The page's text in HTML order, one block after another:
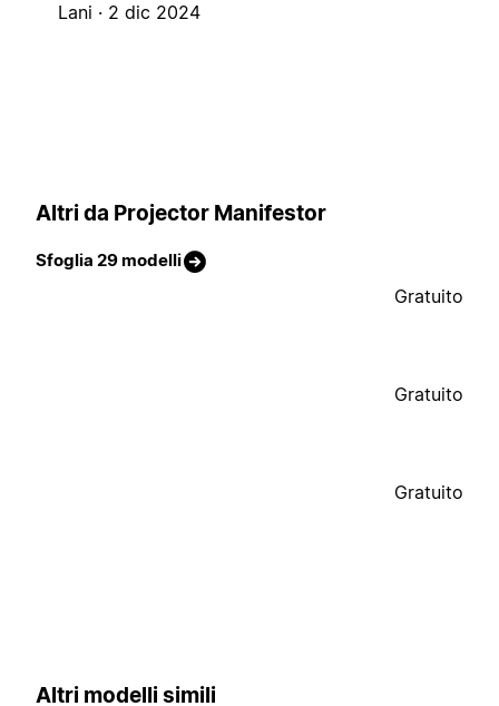
Lani · 2 dic 2024
Altri da Projector Manifestor
Sfoglia 29 modelli
Gratuito
Gratuito
Gratuito
Altri modelli simili